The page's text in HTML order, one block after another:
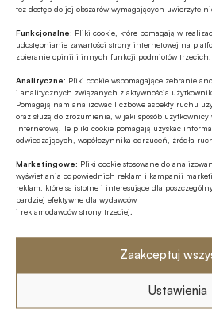
tez dostęp do jej obszarów wymagających
Funkcjonalne: Pliki cookie, które pomagają w
udostępnianie zawartości strony internetowej na
zbieranie opinii i innych funkcji podmiotów trzecich.
Analityczne: Pliki cookie wspomagające zebranie
i analitycznych związanych z aktywnością
Pomagają nam analizować liczbowe aspekty ruchu
oraz służą do zrozumienia, w jaki sposób
internetową. Te pliki cookie pomagają uzyskać
odwiedzających, współczynnika odrzuceń, źródła
Marketingowe: Pliki cookie stosowane do
wyświetlania odpowiednich reklam i kampanii
reklam, które są istotne i interesujące dla
bardziej efektywne dla wydawców
i reklamodawców strony trzeciej.
Zaakceptuj
Ustawienia
Banku.
Komisja Europejska chce
większego udziału
kapitałowych
Komisja Europejska ogłosiła z
publiczne w sprawie nowego planu
„Retail investor package”, którego
pakiet środków na rzecz
zapewnienie niezbędnego poziomu
pisze Piotr Gałązka, adwokat,
dyrektor Przedstawicielstwa
24.05.2022 11:51
Santander Consumer Bank:
według połowy Polaków ich
Aż 50 proc. Polaków twierdzi, że
pogorszyła się względem
przeprowadzone na rzecz raportu
Własny: wiosenne wyzwania 2022”